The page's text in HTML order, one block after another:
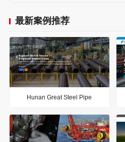
最新案例推荐
Hunan Great Steel Pipe